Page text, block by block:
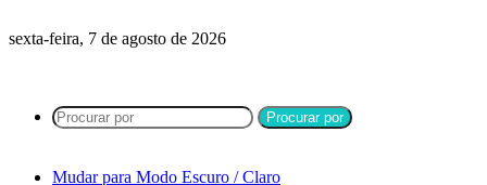
sexta-feira, 7 de agosto de 2026
Procurar por
Mudar para Modo Escuro / Claro